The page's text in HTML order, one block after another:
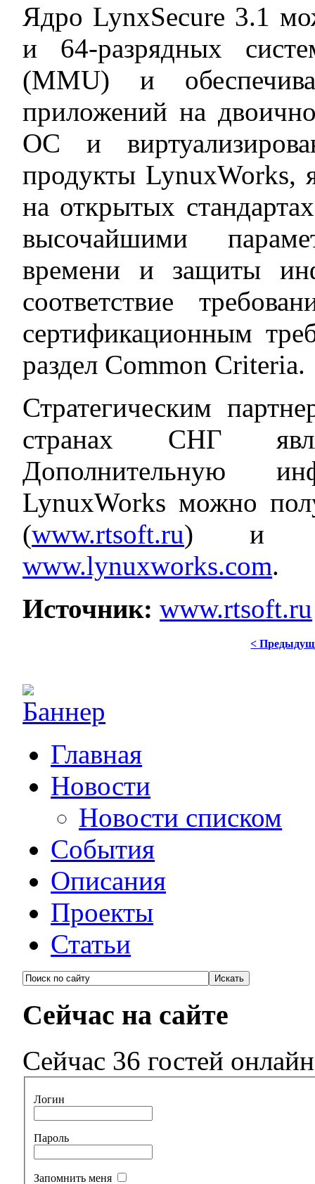
Ядро LynxSecure 3.1
и 64-разрядных
(MMU) и
приложений на
ОС и
продукты LynuxWorks,
на открытых
высочайшими
времени и защиты
соответствие
сертификационным
раздел Common Criteria.
Стратегическим
странах СНГ
Дополнительную
LynuxWorks можно
(www.rtsoft.ru) и на
www.lynuxworks.com.
Источник: www.rtsoft.ru
<
Главная
Новости
Новости списком
События
Описания
Проекты
Статьи
Сейчас на сайте
Сейчас 36 гостей онлайн
Логин
Пароль
Запомнить меня